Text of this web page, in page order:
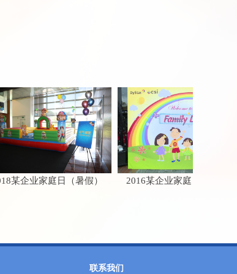
家庭日（暑假） 2016某企业家庭日（餐厅）
联系我们